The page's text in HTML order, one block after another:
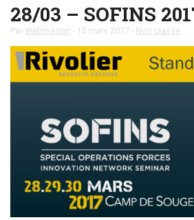
28/03 – SOFINS
Par Webmaster - 15 mars 2017 - Non classé